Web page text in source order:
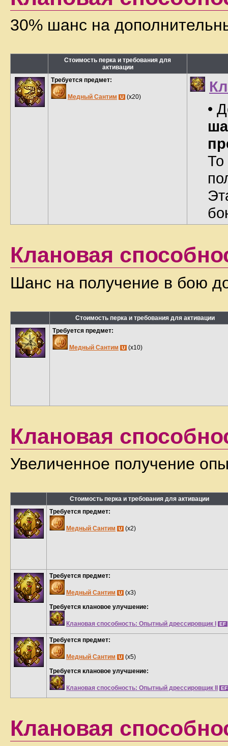
30% шанс на
Стоимость перка и требования для
активации
Требуется предмет:
Медный Сантим U (x20)
•
То
Клановая
Шанс на получение в бою
Стоимость перка и требования для активации
Требуется предмет:
Медный Сантим U (x10)
Клановая
Увеличенное получение
Стоимость перка и требования для активации
Требуется предмет:
Медный Сантим U (x2)
Требуется предмет:
Медный Сантим U (x3)
Требуется клановое улучшение:
Клановая способность: Опытный дрессировщик I EF
Требуется предмет:
Медный Сантим U (x5)
Требуется клановое улучшение:
Клановая способность: Опытный дрессировщик II
Клановая